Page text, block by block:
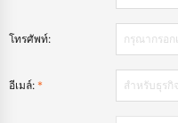
โทรศัพท์:
อีเมล์: *